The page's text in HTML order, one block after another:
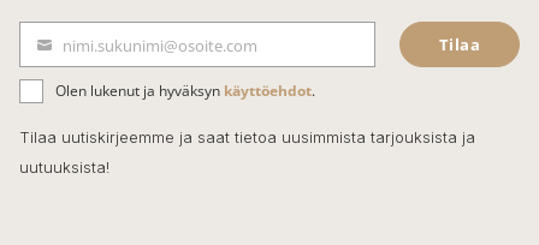
e
b
o
o
k
ä
h
k
nimi.sukunimi@osoite.com Tilaa
Olen lukenut ja hyväksyn käyttöehdot.
Tilaa uutiskirjeemme ja saat tietoa uusimmista tarjouksista ja
uutuuksista!